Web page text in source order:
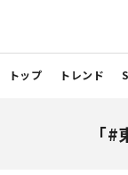
トップ トレンド
「